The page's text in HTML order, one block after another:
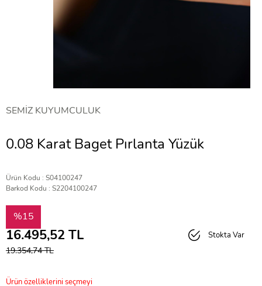
SEMİZ KUYUMCULUK
0.08 Karat Baget Pırlanta Yüzük
Ürün Kodu : S04100247
Barkod Kodu : S2204100247
%15
16.495,52 TL
19.354,74TL
Stokta Var
Ürün özelliklerini seçmeyi